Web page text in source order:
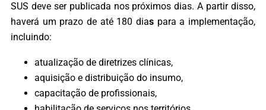
SUS deve ser publicada nos próximos dias. A partir disso,
haverá um prazo de até 180 dias para a implementação,
incluindo:
atualização de diretrizes clínicas,
aquisição e distribuição do insumo,
capacitação de profissionais,